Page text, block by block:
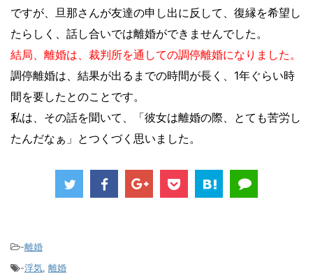
ですが、旦那さんが友達の申し出に反して、復縁を希望し
たらしく、話し合いでは離婚ができませんでした。
結局、離婚は、裁判所を通しての調停離婚になりました。
調停離婚は、結果が出るまでの時間が長く、1年ぐらい時
間を要したとのことです。
私は、その話を聞いて、「彼女は離婚の際、とても苦労し
たんだなぁ」とつくづく思いました。
-離婚
-浮気, 離婚